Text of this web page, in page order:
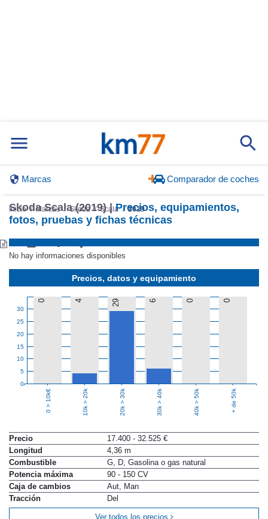
Marcas Comparador de coches
Inicio Marcas Skoda Scala 2019
Skoda Scala (2019) |Precios, equipamientos,
fotos, pruebas y fichas técnicas
Precios, datos y equipamiento
0
5
10
15
20
25
30
0 4 29 6 0 0
0 > 10k€ 10k > 20k 20k > 30k 30k > 40k 40k > 50k + de 50k
Precio
17.400 - 32.525 €
Longitud
4,36 m
Combustible
G, D, Gasolina o gas natural
Potencia máxima
90 - 150 CV
Caja de cambios
Aut, Man
Tracción
Del
Ver todos los precios
No hay informaciones disponibles